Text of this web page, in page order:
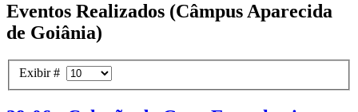
Eventos Realizados (Câmpus Aparecida
de Goiânia)
Exibir #